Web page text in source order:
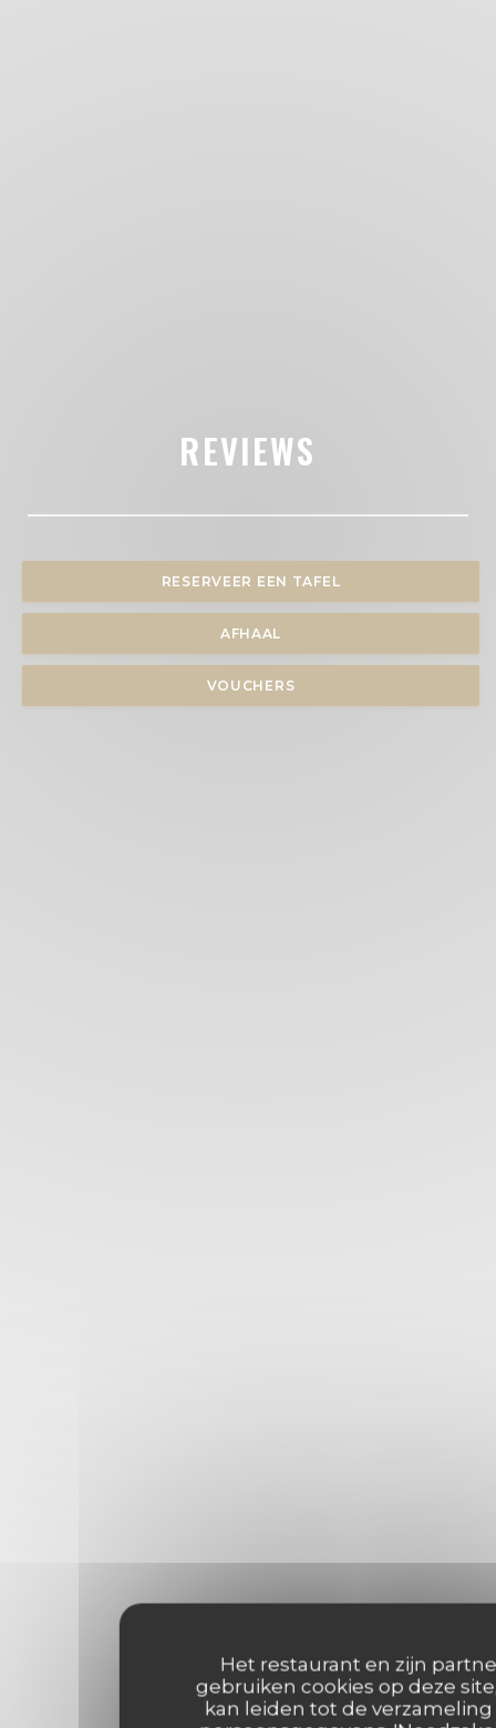
Het restaurant en zijn
gebruiken cookies op deze
kan leiden tot de verzameling
REVIEWS
RESERVEER EEN TAFEL
AFHAAL
VOUCHERS